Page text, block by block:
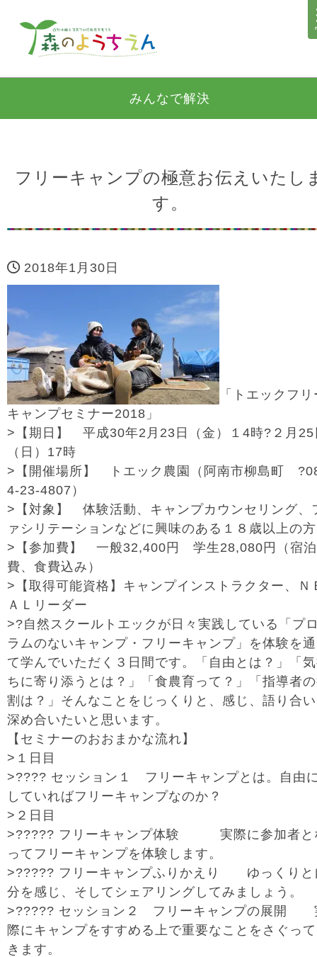
みんなで解決
フリーキャンプの極意お伝えいたし
す。
2018年1月30日
「トエックフリ
キャンプセミナー2018」
>【期日】 平成30年2月23日（金）１4時?２月25
（日）17時
>【開催場所】 トエック農園（阿南市柳島町
4-23-4807）
>【対象】 体験活動、キャンプカウンセリング、
ァシリテーションなどに興味のある１８歳以上の方
>【参加費】 一般32,400円 学生28,080円（宿泊
費、食費込み）
>【取得可能資格】キャンプインストラクター、Ｎ
ＡＬリーダー
>?自然スクールトエックが日々実践している「プ
ラムのないキャンプ・フリーキャンプ」を体験を
て学んでいただく３日間です。「自由とは？」「
ちに寄り添うとは？」「食農育って？」「指導者
割は？」そんなことをじっくりと、感じ、語り合
深め合いたいと思います。
【セミナーのおおまかな流れ】
>１日目
>???? セッション１ フリーキャンプとは。自由
していればフリーキャンプなのか？
>２日目
>????? フリーキャンプ体験 実際に参加者と
ってフリーキャンプを体験します。
>????? フリーキャンプふりかえり ゆっくりと
分を感じ、そしてシェアリングしてみましょう。
>????? セッション２ フリーキャンプの展開
際にキャンプをすすめる上で重要なことをさぐっ
きます。